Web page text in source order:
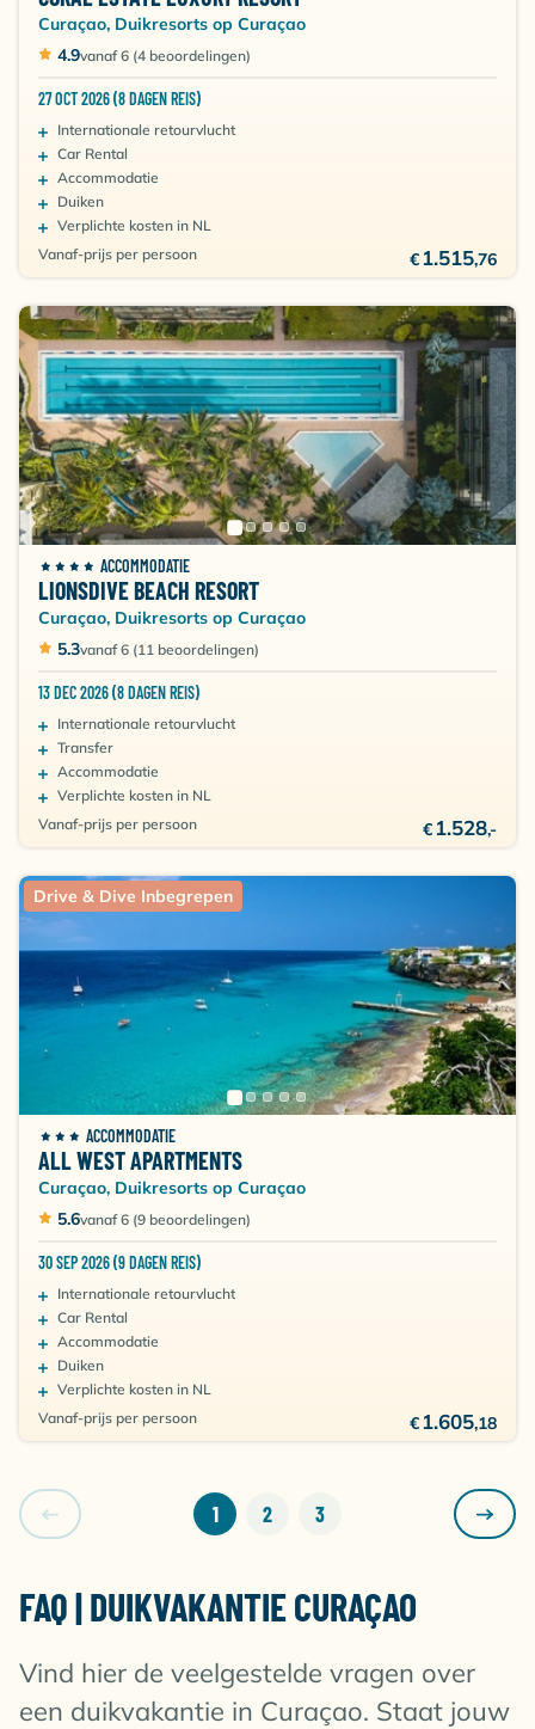
Curaçao, Duikresorts op Curaçao
4.9vanaf 6 (4 beoordelingen)
27 OCT 2026 (8 DAGEN REIS)
Internationale retourvlucht
Car Rental
Accommodatie
Duiken
Verplichte kosten in NL
Vanaf-prijs per persoon
€ 1.515,76
ACCOMMODATIE
LIONSDIVE BEACH RESORT
Curaçao, Duikresorts op Curaçao
5.3vanaf 6 (11 beoordelingen)
13 DEC 2026 (8 DAGEN REIS)
Internationale retourvlucht
Transfer
Accommodatie
Verplichte kosten in NL
Vanaf-prijs per persoon
€ 1.528,-
Drive & Dive Inbegrepen
ACCOMMODATIE
ALL WEST APARTMENTS
Curaçao, Duikresorts op Curaçao
5.6vanaf 6 (9 beoordelingen)
30 SEP 2026 (9 DAGEN REIS)
Internationale retourvlucht
Car Rental
Accommodatie
Duiken
Verplichte kosten in NL
Vanaf-prijs per persoon
€ 1.605,18
1 2 3
FAQ | DUIKVAKANTIE CURAÇAO
Vind hier de veelgestelde vragen over
een duikvakantie in Curaçao. Staat jouw